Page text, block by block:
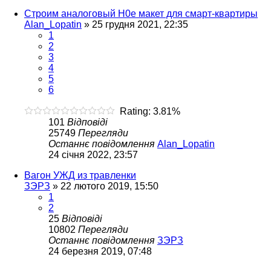
Строим аналоговый H0e макет для смарт-квартиры
Alan_Lopatin » 25 грудня 2021, 22:35
1
2
3
4
5
6
Rating: 3.81%
101 Відповіді
25749 Перегляди
Останнє повідомлення Alan_Lopatin
24 січня 2022, 23:57
Вагон УЖД из травленки
ЗЭРЗ » 22 лютого 2019, 15:50
1
2
25 Відповіді
10802 Перегляди
Останнє повідомлення ЗЭРЗ
24 березня 2019, 07:48